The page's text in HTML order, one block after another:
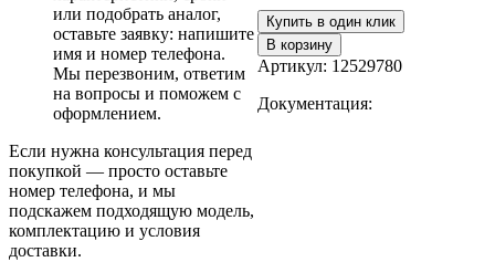
Купить в один клик
В корзину
Артикул: 12529780
Документация:
или подобрать аналог,
оставьте заявку: напишите
имя и номер телефона.
Мы перезвоним, ответим
на вопросы и поможем с
оформлением.
Если нужна консультация перед
покупкой — просто оставьте
номер телефона, и мы
подскажем подходящую модель,
комплектацию и условия
доставки.